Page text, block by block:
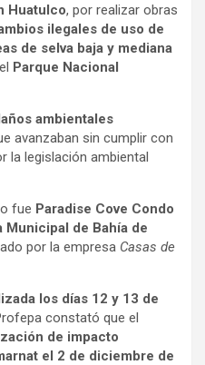
Huatulco, por realizar obras
ilegales de uso de
de selva baja y mediana
Parque Nacional
ambientales
avanzaban sin cumplir con
la legislación ambiental
fue Paradise Cove Condo
Municipal de Bahía de
por la empresa Casas de
los días 12 y 13 de
constató que el
de impacto
el 2 de diciembre de